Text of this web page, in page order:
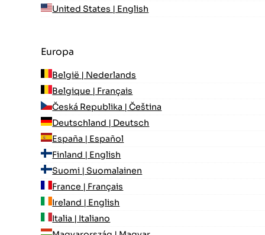
United States | English
Europa
België | Nederlands
Belgique | Français
Česká Republika | Čeština
Deutschland | Deutsch
España | Español
Finland | English
Suomi | Suomalainen
France | Français
Ireland | English
Italia | Italiano